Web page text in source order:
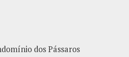
dos Pássaros